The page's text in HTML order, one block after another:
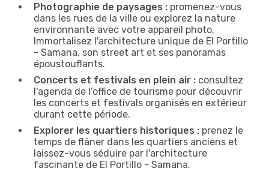
Photographie de paysages : promenez-vous
dans les rues de la ville ou explorez la nature
environnante avec votre appareil photo.
Immortalisez l'architecture unique de El Portillo
- Samana, son street art et ses panoramas
époustouflants.
Concerts et festivals en plein air : consultez
l'agenda de l’office de tourisme pour découvrir
les concerts et festivals organisés en extérieur
durant cette période.
Explorer les quartiers historiques : prenez le
temps de flâner dans les quartiers anciens et
laissez-vous séduire par l'architecture
fascinante de El Portillo - Samana.